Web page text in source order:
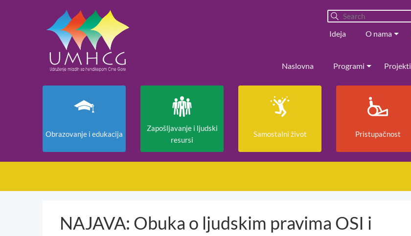
Ideja O nama
Naslovna Programi Projekti
Obrazovanje i edukacija
Zapošljavanje i ljudski
resursi
Samostalni život Pristupačnost
NAJAVA: Obuka o ljudskim pravima OSI i